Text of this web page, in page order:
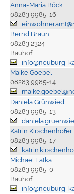
Anna-Maria Böck
08283 9985-16
Bernd Braun
08283 2324
Bauhof
info@neuburg-
Maike Goebel
08283 9985-14
Daniela Grünwied
08283 9985-13
Katrin Kirschenhofer
08283 9985-17
Michael Latka
08283 9985-0
Bauhof
info@neuburg-